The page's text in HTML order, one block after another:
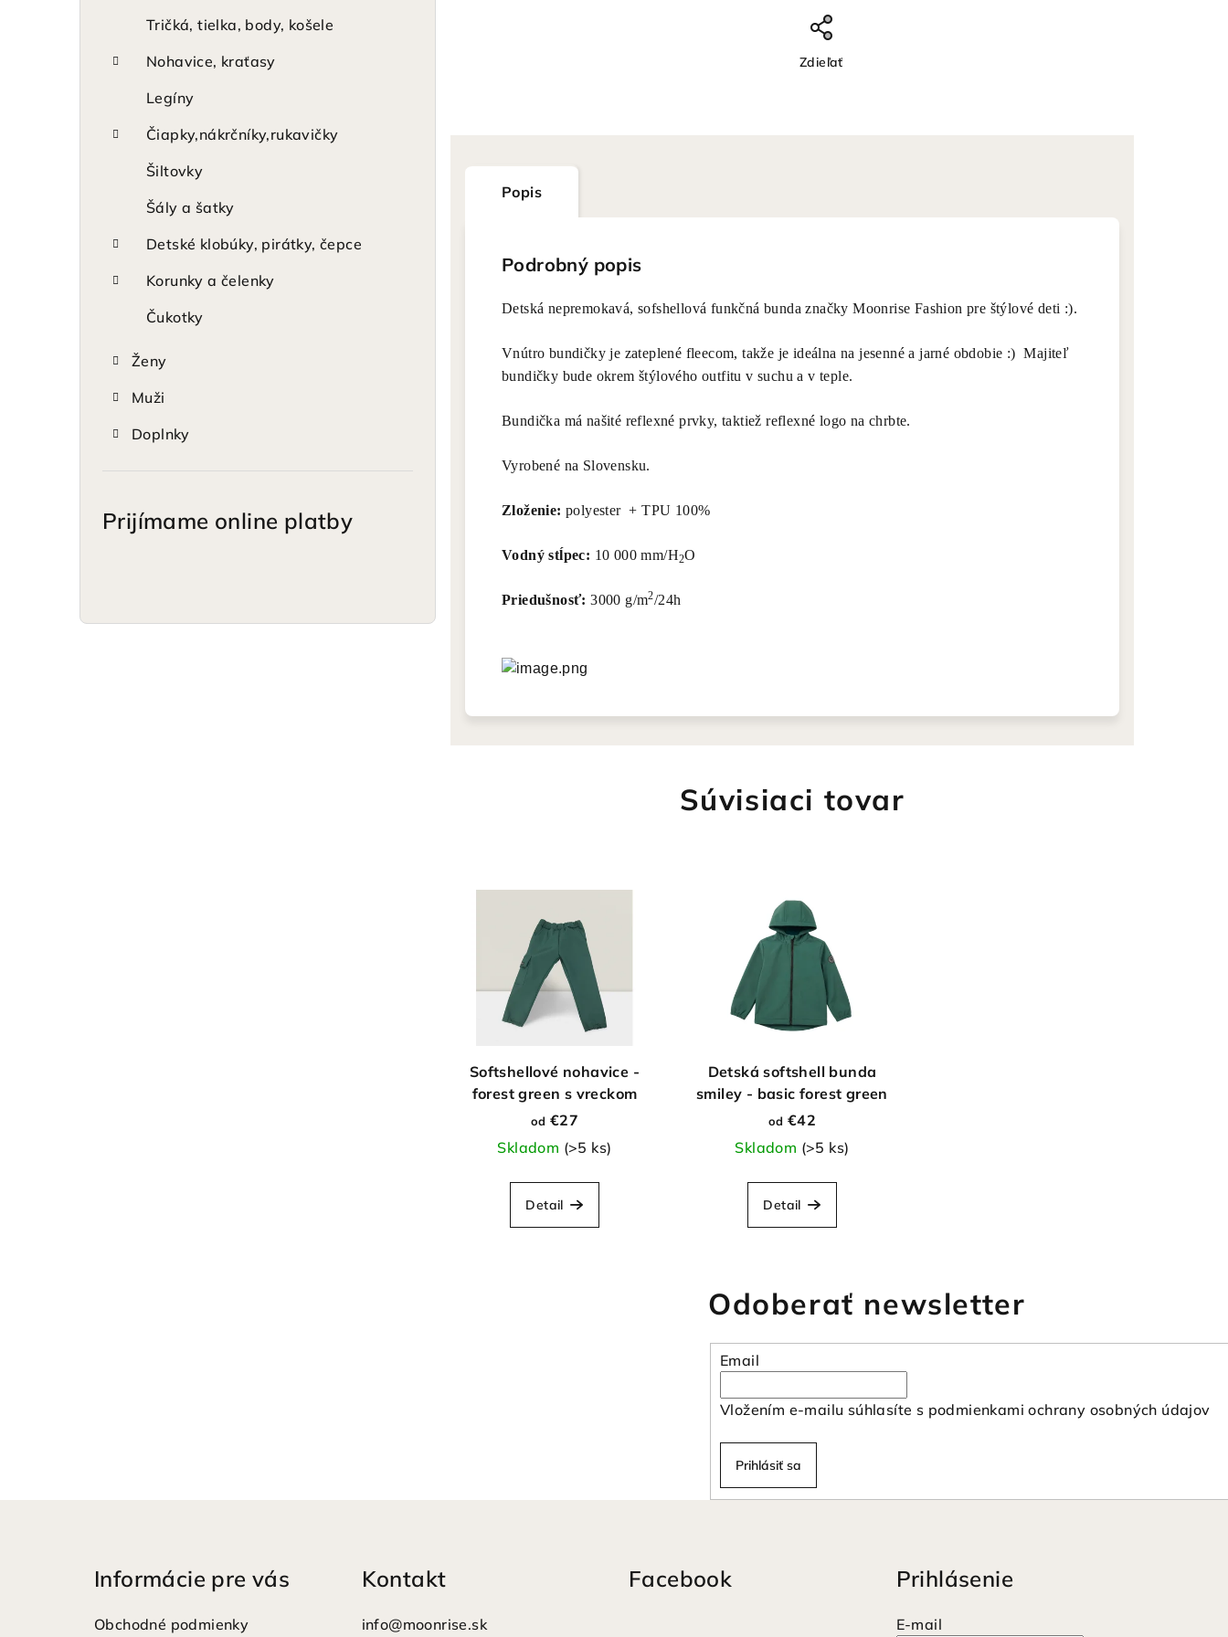
Tričká, tielka, body, košele
Nohavice, kraťasy
Legíny
Čiapky,nákrčníky,rukavičky
Šiltovky
Šály a šatky
Detské klobúky, pirátky, čepce
Korunky a čelenky
Čukotky
Ženy
Muži
Doplnky
Prijímame online platby
Zdieľať
Popis
Podrobný popis
Detská nepremokavá, sofshellová funkčná bunda značky Moonrise Fashion pre štýlové deti :).
Vnútro bundičky je zateplené fleecom, takže je ideálna na jesenné a jarné obdobie :) Majiteľ
bundičky bude okrem štýlového outfitu v suchu a v teple.
Bundička má našité reflexné prvky, taktiež reflexné logo na chrbte.
Vyrobené na Slovensku.
Zloženie: polyester + TPU 100%
Vodný stĺpec: 10 000 mm/H2O
Priedušnosť: 3000 g/m2/24h
Súvisiaci tovar
Softshellové nohavice -
forest green s vreckom
od €27
Skladom (>5 ks)
Detail
Detská softshell bunda
smiley - basic forest green
od €42
Skladom (>5 ks)
Detail
Odoberať newsletter
Email
Vložením e-mailu súhlasíte s podmienkami ochrany osobných údajov
Prihlásiť sa
Informácie pre vás
Obchodné podmienky
Kontakt
info@moonrise.sk
Facebook Prihlásenie
E-mail